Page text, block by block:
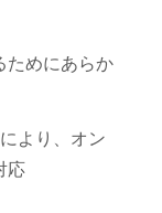
ためにあらか
より、オン
応